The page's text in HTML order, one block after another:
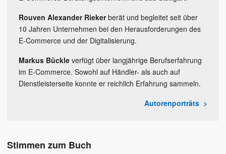
Rouven Alexander Riekerberät und begleitet seit über
10 Jahren Unternehmen bei den Herausforderungen des
E-Commerce und der Digitalisierung.
Markus Bückle verfügt über langjährige Berufserfahrung
im E-Commerce. Sowohl auf Händler- als auch auf
Dienstleisterseite konnte er reichlich Erfahrung sammeln.
Autorenporträts
Stimmen zum Buch